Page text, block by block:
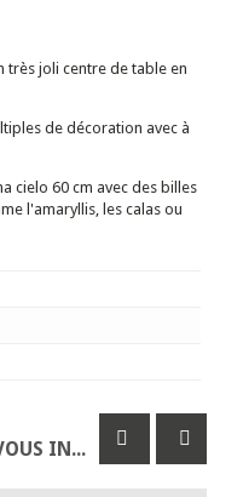
très joli centre de table en
de décoration avec à
cielo 60 cm avec des billes
l'amaryllis, les calas ou
PRODUITS POUVANT AUSSI VOUS INTÉRESSER